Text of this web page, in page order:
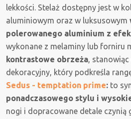
lekkości. Stelaż dostępny jest w
aluminiowym oraz w luksusowym
polerowanego aluminium z
wykonane z melaminy lub forniru
kontrastowe obrzeża,
dekoracyjny, który podkreśla
Sedus - temptation prime: to
ponadczasowego stylu i
nogi i dopracowane detale czynią